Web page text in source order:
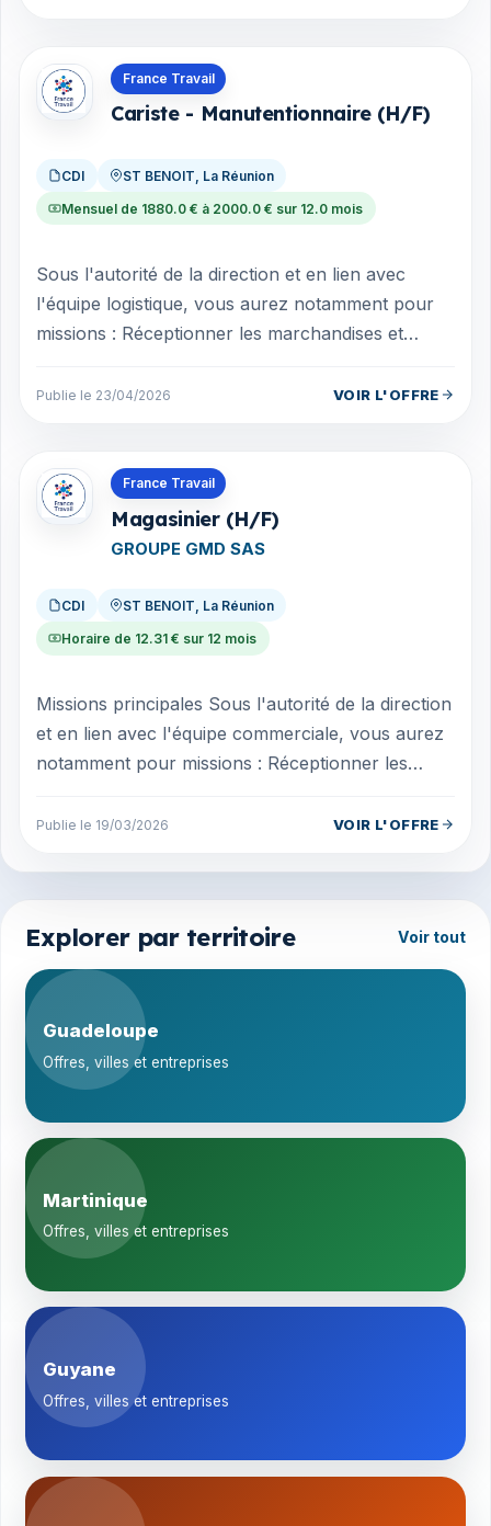
France Travail
Cariste - Manutentionnaire (H/F)
CDI ST BENOIT, La Réunion
Mensuel de 1880.0 € à 2000.0 € sur 12.0 mois
Sous l'autorité de la direction et en lien avec
l'équipe logistique, vous aurez notamment pour
missions : Réceptionner les marchandises et
Publie le 23/04/2026 VOIR L'OFFRE
Offres en La Réunion
France Travail
Magasinier (H/F)
GROUPE GMD SAS
CDI ST BENOIT, La Réunion
Horaire de 12.31 € sur 12 mois
Missions principales Sous l'autorité de la direction
et en lien avec l'équipe commerciale, vous aurez
notamment pour missions : Réceptionner les
Publie le 19/03/2026 VOIR L'OFFRE
Offres en La Réunion
Explorer par territoire Voir tout
Guadeloupe
Offres, villes et entreprises
Martinique
Offres, villes et entreprises
Guyane
Offres, villes et entreprises